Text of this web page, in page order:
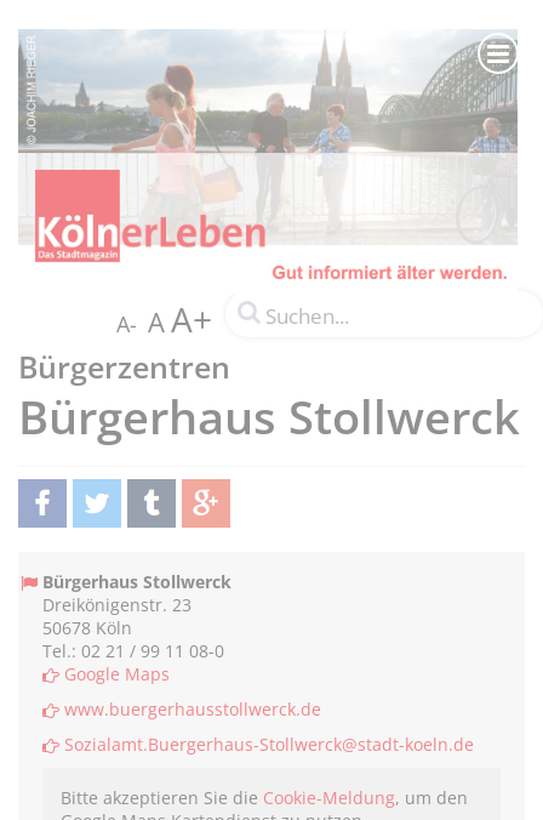
A- AA+
Bürgerzentren
Bürgerhaus Stollwerck
Bürgerhaus Stollwerck
Dreikönigenstr. 23
50678 Köln
Tel.: 02 21 / 99 11 08-0
Google Maps
www.buergerhausstollwerck.de
Sozialamt.Buergerhaus-Stollwerck@stadt-koeln.de
Bitte akzeptieren Sie die Cookie-Meldung, um den